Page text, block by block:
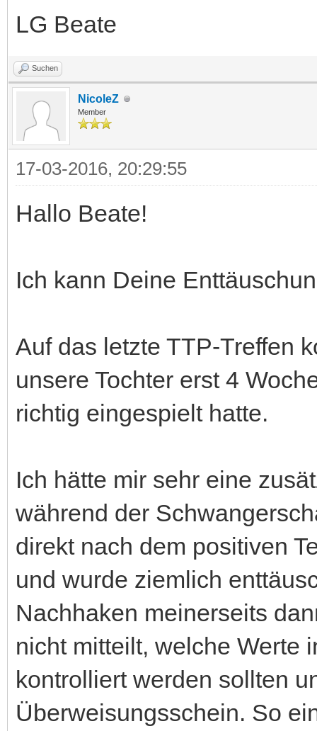
LG Beate
Suchen
NicoleZ
Member
17-03-2016, 20:29:55
Hallo Beate!
Ich kann Deine
Auf das letzte TTP-Treffen
unsere Tochter erst 4
richtig eingespielt hatte.
Ich hätte mir sehr eine
während der
direkt nach dem positiven
und wurde ziemlich
Nachhaken meinerseits
nicht mitteilt, welche Werte
kontrolliert werden sollten
Überweisungsschein. So